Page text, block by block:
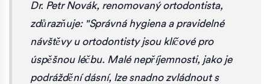
Dr. Petr Novák, renomovaný ortodontista,
zdůrazňuje: "Správná hygiena a pravidelné
návštěvy u ortodontisty jsou klíčové pro
úspěšnou léčbu. Malé nepříjemnosti, jako je
podráždění dásní, lze snadno zvládnout s